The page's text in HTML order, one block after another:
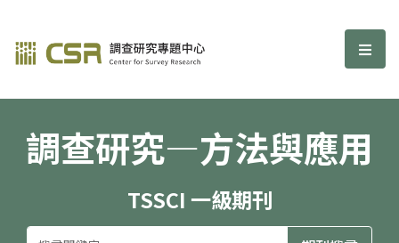
調查研究—方法與應用期刊 選
調查研究—方法與應用
TSSCI 一級期刊